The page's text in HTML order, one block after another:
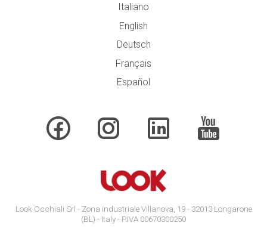
Italiano
English
Deutsch
Français
Español
Look Occhiali Srl - Zona industriale Villanova, 19 - 32013 Longarone
(BL) - Italy - P.IVA 00670300250